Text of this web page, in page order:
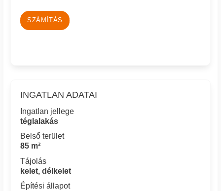
SZÁMÍTÁS
INGATLAN ADATAI
Ingatlan jellege
téglalakás
Belső terület
85 m²
Tájolás
kelet, délkelet
Építési állapot